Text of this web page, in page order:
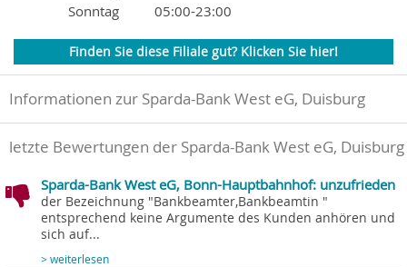
Sonntag
05:00-23:00
Finden Sie diese Filiale gut? Klicken Sie hier!
Informationen zur Sparda-Bank West eG, Duisburg
letzte Bewertungen der Sparda-Bank West eG, Duisburg
Sparda-Bank West eG, Bonn-Hauptbahnhof: unzufrieden
der Bezeichnung "Bankbeamter,Bankbeamtin "
entsprechend keine Argumente des Kunden anhören und
sich auf...
> weiterlesen